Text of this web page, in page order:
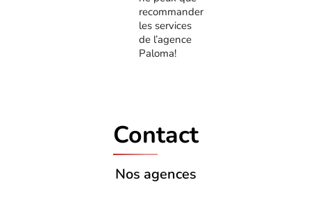
recommander
les services
de l’agence
Paloma!
Contact
Nos agences